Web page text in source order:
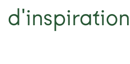
d'inspiration